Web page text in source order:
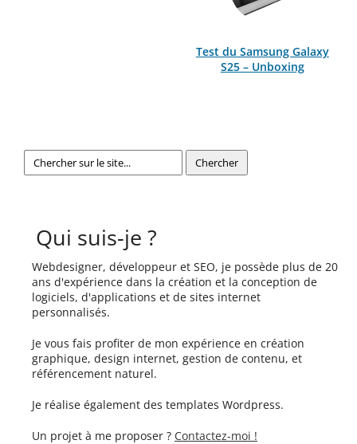
Test du Samsung Galaxy
S25 – Unboxing
Qui suis-je ?
Webdesigner, développeur et SEO, je possède plus de 20
ans d'expérience dans la création et la conception de
logiciels, d'applications et de sites internet
personnalisés.
Je vous fais profiter de mon expérience en création
graphique, design internet, gestion de contenu, et
référencement naturel.
Je réalise également des templates Wordpress.
Un projet à me proposer ? Contactez-moi !